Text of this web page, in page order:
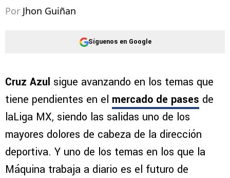
Por Jhon Guiñan
Síguenos en Google
Cruz Azul sigue avanzando en los temas que
tiene pendientes en el mercado de pases de
laLiga MX, siendo las salidas uno de los
mayores dolores de cabeza de la dirección
deportiva. Y uno de los temas en los que la
Máquina trabaja a diario es el futuro de